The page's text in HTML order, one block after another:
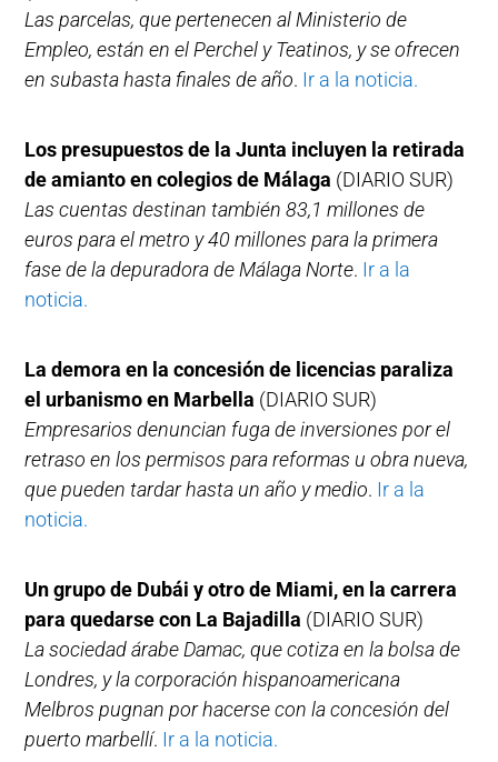
Las parcelas, que pertenecen al Ministerio de
Empleo, están en el Perchel y Teatinos, y se ofrecen
en subasta hasta finales de año. Ir a la noticia.
Los presupuestos de la Junta incluyen la retirada
de amianto en colegios de Málaga (DIARIO SUR)
Las cuentas destinan también 83,1 millones de
euros para el metro y 40 millones para la primera
fase de la depuradora de Málaga Norte. Ir a la
noticia.
La demora en la concesión de licencias paraliza
el urbanismo en Marbella (DIARIO SUR)
Empresarios denuncian fuga de inversiones por el
retraso en los permisos para reformas u obra nueva,
que pueden tardar hasta un año y medio. Ir a la
noticia.
Un grupo de Dubái y otro de Miami, en la carrera
para quedarse con La Bajadilla (DIARIO SUR)
La sociedad árabe Damac, que cotiza en la bolsa de
Londres, y la corporación hispanoamericana
Melbros pugnan por hacerse con la concesión del
puerto marbellí. Ir a la noticia.